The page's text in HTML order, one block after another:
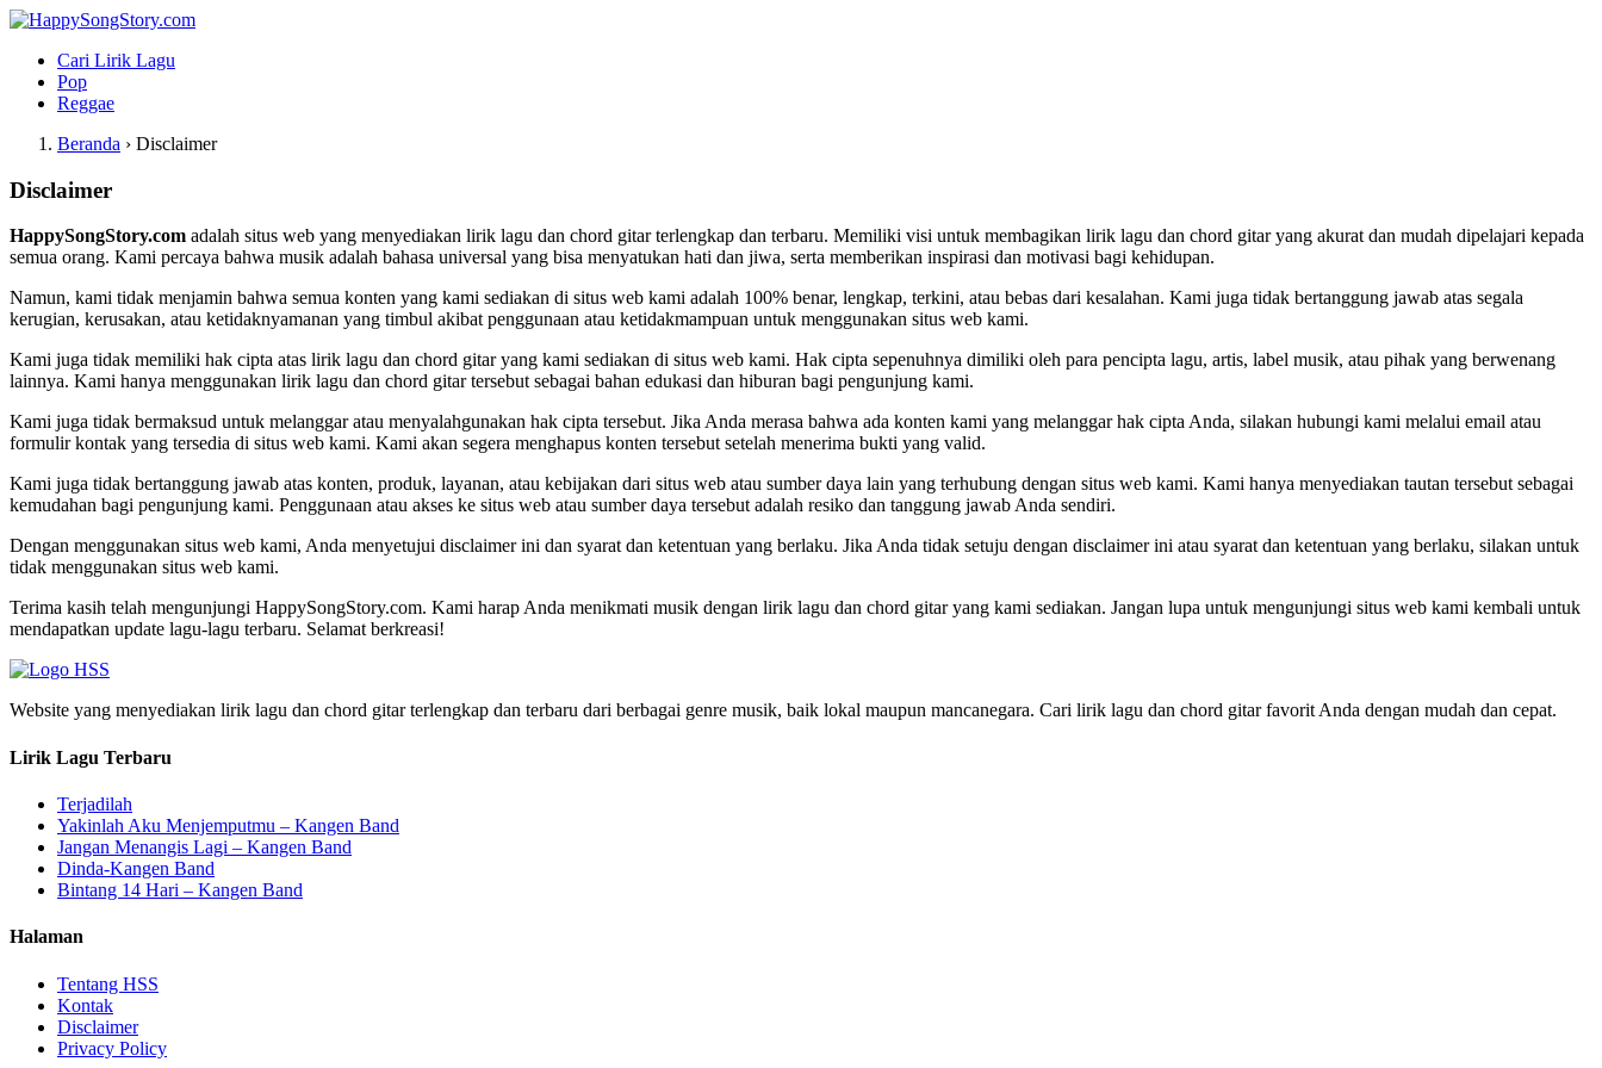
Cari Lirik Lagu
Pop
Reggae
Beranda › Disclaimer
Disclaimer
HappySongStory.com adalah situs web yang menyediakan lirik lagu dan chord gitar terlengkap dan terbaru. Memiliki visi untuk membagikan lirik lagu dan chord gitar yang akurat dan mudah dipelajari kepada
semua orang. Kami percaya bahwa musik adalah bahasa universal yang bisa menyatukan hati dan jiwa, serta memberikan inspirasi dan motivasi bagi kehidupan.
Namun, kami tidak menjamin bahwa semua konten yang kami sediakan di situs web kami adalah 100% benar, lengkap, terkini, atau bebas dari kesalahan. Kami juga tidak bertanggung jawab atas segala
kerugian, kerusakan, atau ketidaknyamanan yang timbul akibat penggunaan atau ketidakmampuan untuk menggunakan situs web kami.
Kami juga tidak memiliki hak cipta atas lirik lagu dan chord gitar yang kami sediakan di situs web kami. Hak cipta sepenuhnya dimiliki oleh para pencipta lagu, artis, label musik, atau pihak yang berwenang
lainnya. Kami hanya menggunakan lirik lagu dan chord gitar tersebut sebagai bahan edukasi dan hiburan bagi pengunjung kami.
Kami juga tidak bermaksud untuk melanggar atau menyalahgunakan hak cipta tersebut. Jika Anda merasa bahwa ada konten kami yang melanggar hak cipta Anda, silakan hubungi kami melalui email atau
formulir kontak yang tersedia di situs web kami. Kami akan segera menghapus konten tersebut setelah menerima bukti yang valid.
Kami juga tidak bertanggung jawab atas konten, produk, layanan, atau kebijakan dari situs web atau sumber daya lain yang terhubung dengan situs web kami. Kami hanya menyediakan tautan tersebut sebagai
kemudahan bagi pengunjung kami. Penggunaan atau akses ke situs web atau sumber daya tersebut adalah resiko dan tanggung jawab Anda sendiri.
Dengan menggunakan situs web kami, Anda menyetujui disclaimer ini dan syarat dan ketentuan yang berlaku. Jika Anda tidak setuju dengan disclaimer ini atau syarat dan ketentuan yang berlaku, silakan untuk
tidak menggunakan situs web kami.
Terima kasih telah mengunjungi HappySongStory.com. Kami harap Anda menikmati musik dengan lirik lagu dan chord gitar yang kami sediakan. Jangan lupa untuk mengunjungi situs web kami kembali untuk
mendapatkan update lagu-lagu terbaru. Selamat berkreasi!
Website yang menyediakan lirik lagu dan chord gitar terlengkap dan terbaru dari berbagai genre musik, baik lokal maupun mancanegara. Cari lirik lagu dan chord gitar favorit Anda dengan mudah dan cepat.
Lirik Lagu Terbaru
Terjadilah
Yakinlah Aku Menjemputmu – Kangen Band
Jangan Menangis Lagi – Kangen Band
Dinda-Kangen Band
Bintang 14 Hari – Kangen Band
Halaman
Tentang HSS
Kontak
Disclaimer
Privacy Policy